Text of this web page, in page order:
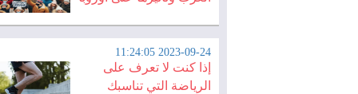
2023-09-24 11:24:05
إذا كنت لا تعرف على
الرياضة التي تناسبك